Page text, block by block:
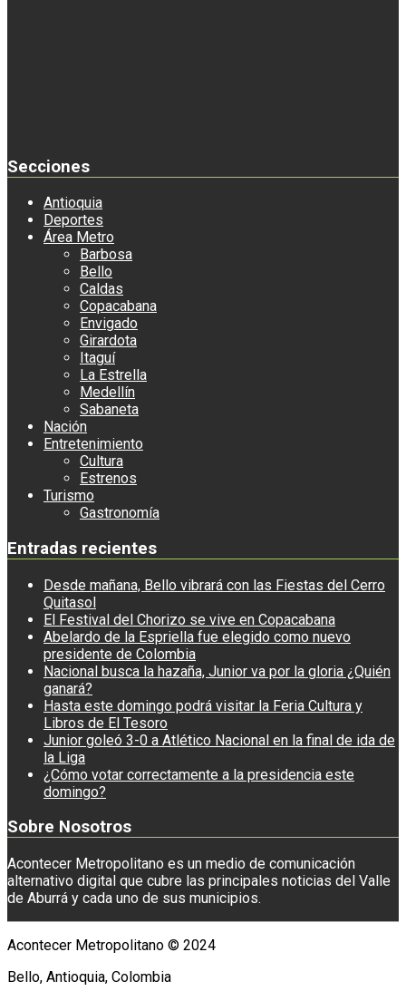
Secciones
Antioquia
Deportes
Área Metro
Barbosa
Bello
Caldas
Copacabana
Envigado
Girardota
Itaguí
La Estrella
Medellín
Sabaneta
Nación
Entretenimiento
Cultura
Estrenos
Turismo
Gastronomía
Entradas recientes
Desde mañana, Bello vibrará con las Fiestas del Cerro
Quitasol
El Festival del Chorizo se vive en Copacabana
Abelardo de la Espriella fue elegido como nuevo
presidente de Colombia
Nacional busca la hazaña, Junior va por la gloria ¿Quién
ganará?
Hasta este domingo podrá visitar la Feria Cultura y
Libros de El Tesoro
Junior goleó 3-0 a Atlético Nacional en la final de ida de
la Liga
¿Cómo votar correctamente a la presidencia este
domingo?
Sobre Nosotros
Acontecer Metropolitano es un medio de comunicación
alternativo digital que cubre las principales noticias del Valle
de Aburrá y cada uno de sus municipios.
Acontecer Metropolitano © 2024
Bello, Antioquia, Colombia